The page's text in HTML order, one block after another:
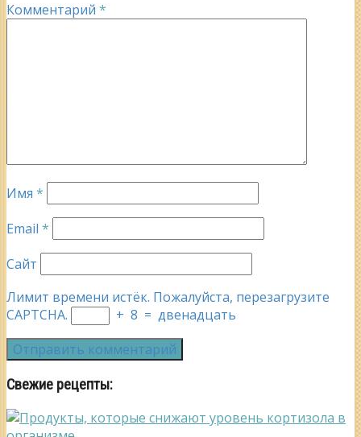
Комментарий *
Имя *
Email *
Сайт
Лимит времени истёк. Пожалуйста, перезагрузите
CAPTCHA.
+ 8 = двенадцать
Свежие рецепты: